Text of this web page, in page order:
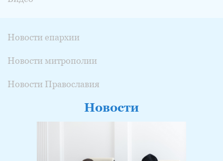
Новости епархии
Новости митрополии
Новости Православия
Новости